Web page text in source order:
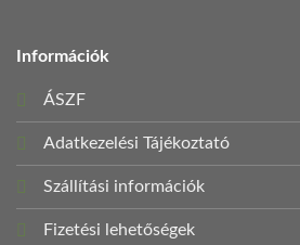
Információk
ÁSZF
Adatkezelési Tájékoztató
Szállítási információk
Fizetési lehetőségek